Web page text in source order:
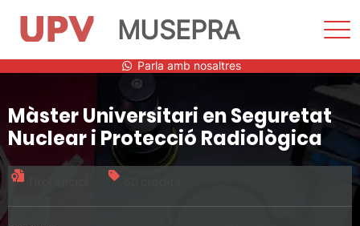
MUSEPRA
Parla amb nosaltres
Màster Universitari en Seguretat
Nuclear i Protecció Radiològica